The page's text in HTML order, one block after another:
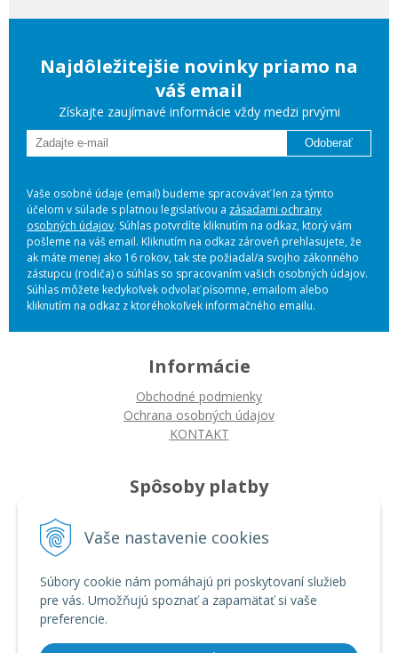
Vaše nastavenie cookies
Súbory cookie nám pomáhajú pri poskytovaní služieb
pre vás. Umožňujú spoznať a zapamätať si vaše
preferencie.
Najdôležitejšie novinky priamo na
váš email
Získajte zaujímavé informácie vždy medzi prvými
Odoberať
Vaše osobné údaje (email) budeme spracovávať len za týmto
účelom v súlade s platnou legislatívou a zásadami ochrany
osobných údajov. Súhlas potvrdíte kliknutím na odkaz, ktorý vám
pošleme na váš email. Kliknutím na odkaz zároveň prehlasujete, že
ak máte menej ako 16 rokov, tak ste požiadal/a svojho zákonného
zástupcu (rodiča) o súhlas so spracovaním vašich osobných údajov.
Súhlas môžete kedykoľvek odvolať písomne, emailom alebo
kliknutím na odkaz z ktoréhokoľvek informačného emailu.
Informácie
Obchodné podmienky
Ochrana osobných údajov
KONTAKT
Spôsoby platby
Platba bankovým prevodom
Ako nakupovať